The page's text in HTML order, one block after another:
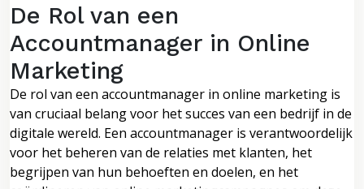
De Rol van een
Accountmanager in Online
Marketing
De rol van een accountmanager in online marketing is
van cruciaal belang voor het succes van een bedrijf in de
digitale wereld. Een accountmanager is verantwoordelijk
voor het beheren van de relaties met klanten, het
begrijpen van hun behoeften en doelen, en het